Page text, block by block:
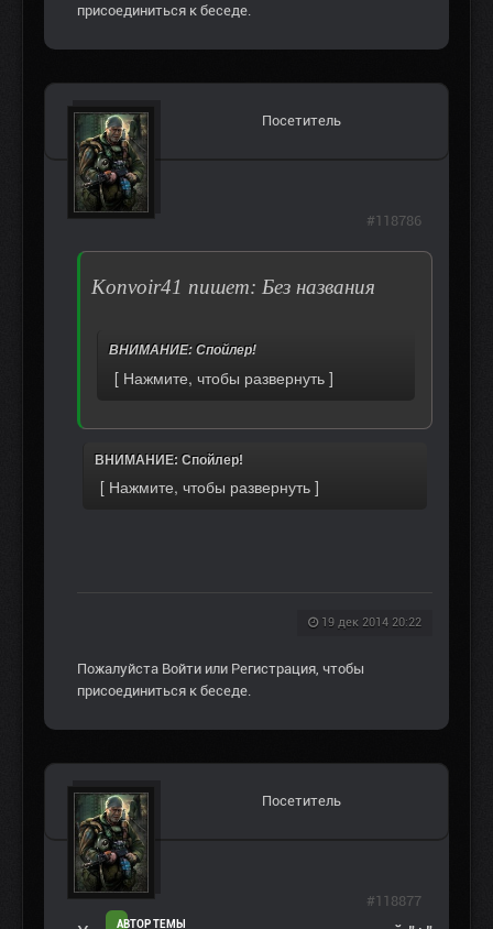
присоединиться к беседе.
Посетитель
Konvoir41 пишет: Без названия
ВНИМАНИЕ: Спойлер!
ВНИМАНИЕ: Спойлер!
19 дек 2014 20:22
#118786
Пожалуйста Войти или Регистрация , чтобы
присоединиться к беседе.
АВТОР ТЕМЫ
Посетитель
#118877